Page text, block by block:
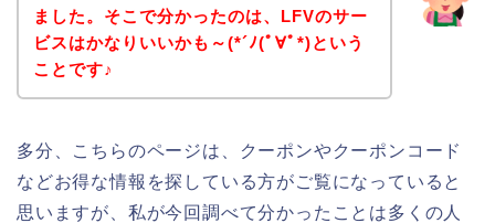
ました。そこで分かったのは、LFVのサー
ビスはかなりいいかも～(*´ﾉ(ﾟ∀ﾟ*)という
ことです♪
多分、こちらのページは、クーポンやクーポンコード
などお得な情報を探している方がご覧になっていると
思いますが、私が今回調べて分かったことは多くの人